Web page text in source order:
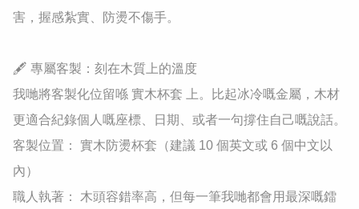
害，握感紮實、防燙不傷手。
​🖋️ 專屬客製：刻在木質上的溫度
​我哋將客製化位留喺 實木杯套 上。比起冰冷嘅金屬，木材
更適合紀錄個人嘅座標、日期、或者一句撐住自己嘅說話。
​客製位置： 實木防燙杯套（建議 10 個英文或 6 個中文以
內）
​職人執著： 木頭容錯率高，但每一筆我哋都會用最深嘅鐳